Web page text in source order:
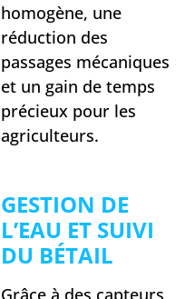
homogène, une
réduction des
passages mécaniques
et un gain de temps
précieux pour les
agriculteurs.
GESTION DE
L’EAU ET SUIVI
DU BÉTAIL
Grâce à des capteurs